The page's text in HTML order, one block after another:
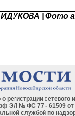
| Фото
регистрации сетевого
ЭЛ № ФС 77 - 61509 от
службой по